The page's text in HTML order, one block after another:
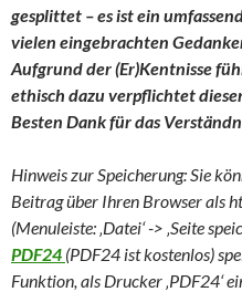
gesplittet – es ist ein
vielen eingebrachten
Aufgrund der (Er)Kentnisse
ethisch dazu verpflichtet
Besten Dank für das
Hinweis zur Speicherung: Sie
Beitrag über Ihren Browser als
(Menuleiste: ‚Datei‘ -> ‚Seite
PDF24 (PDF24 ist kostenlos)
Funktion, als Drucker ‚PDF24‘